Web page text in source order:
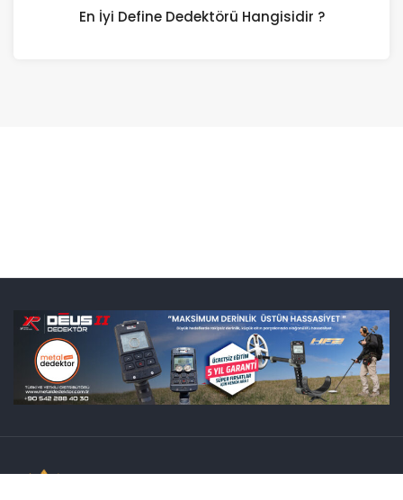
En İyi Define Dedektörü Hangisidir ?